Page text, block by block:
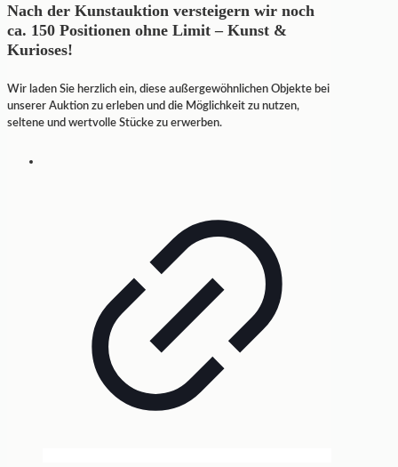
Nach der Kunstauktion versteigern wir noch
ca. 150 Positionen ohne Limit – Kunst &
Kurioses!
Wir laden Sie herzlich ein, diese außergewöhnlichen Objekte bei
unserer Auktion zu erleben und die Möglichkeit zu nutzen,
seltene und wertvolle Stücke zu erwerben.